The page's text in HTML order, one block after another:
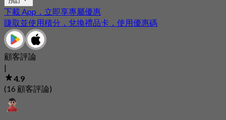
下載 App，立即享專屬優惠
賺取並使用積分，兌換禮品卡，使用優惠碼
顧客評論
|
4.9
(16 顧客評論)